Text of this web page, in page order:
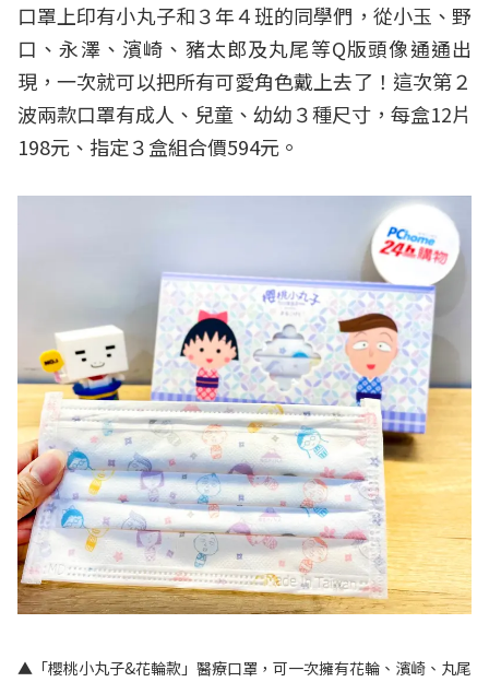
口罩上印有小丸子和３年４班的同學們，從小玉、野
口、永澤、濱崎、豬太郎及丸尾等Q版頭像通通出
現，一次就可以把所有可愛角色戴上去了！這次第２
波兩款口罩有成人、兒童、幼幼３種尺寸，每盒12片
198元、指定３盒組合價594元。
▲「櫻桃小丸子&花輪款」醫療口罩，可一次擁有花輪、濱崎、丸尾